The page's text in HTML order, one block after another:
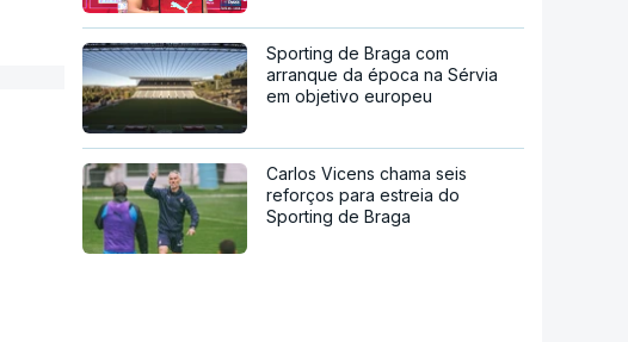
Sporting de Braga com
arranque da época na Sérvia
em objetivo europeu
Carlos Vicens chama seis
reforços para estreia do
Sporting de Braga